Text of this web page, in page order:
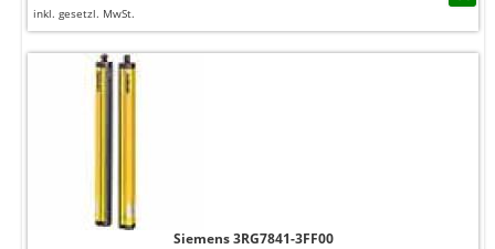
inkl. gesetzl. MwSt.
Siemens 3RG7841-3FF00